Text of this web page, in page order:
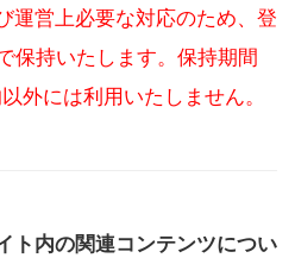
運営上必要な対応のため、登
保持いたします。保持期間
外には利用いたしません。
ト内の関連コンテンツについ